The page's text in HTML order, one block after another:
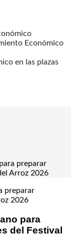
Económico
en las plazas
preparar
Arroz 2026
para
del Festival